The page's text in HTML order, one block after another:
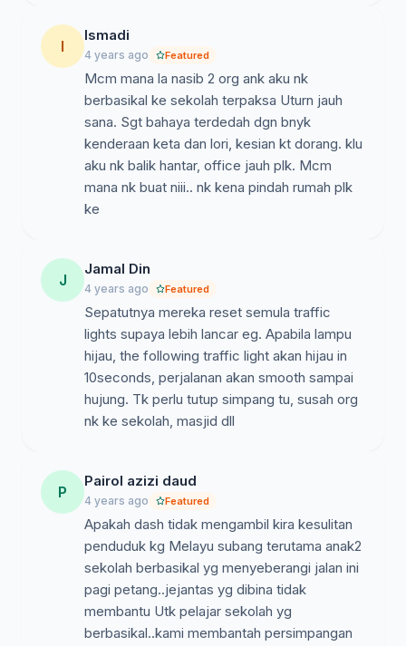
I
Ismadi
4 years ago Featured
Mcm mana la nasib 2 org ank aku nk
berbasikal ke sekolah terpaksa Uturn jauh
sana. Sgt bahaya terdedah dgn bnyk
kenderaan keta dan lori, kesian kt dorang. klu
aku nk balik hantar, office jauh plk. Mcm
mana nk buat niii.. nk kena pindah rumah plk
ke
J
Jamal Din
4 years ago Featured
Sepatutnya mereka reset semula traffic
lights supaya lebih lancar eg. Apabila lampu
hijau, the following traffic light akan hijau in
10seconds, perjalanan akan smooth sampai
hujung. Tk perlu tutup simpang tu, susah org
nk ke sekolah, masjid dll
P
Pairol azizi daud
4 years ago Featured
Apakah dash tidak mengambil kira kesulitan
penduduk kg Melayu subang terutama anak2
sekolah berbasikal yg menyeberangi jalan ini
pagi petang..jejantas yg dibina tidak
membantu Utk pelajar sekolah yg
berbasikal..kami membantah persimpangan